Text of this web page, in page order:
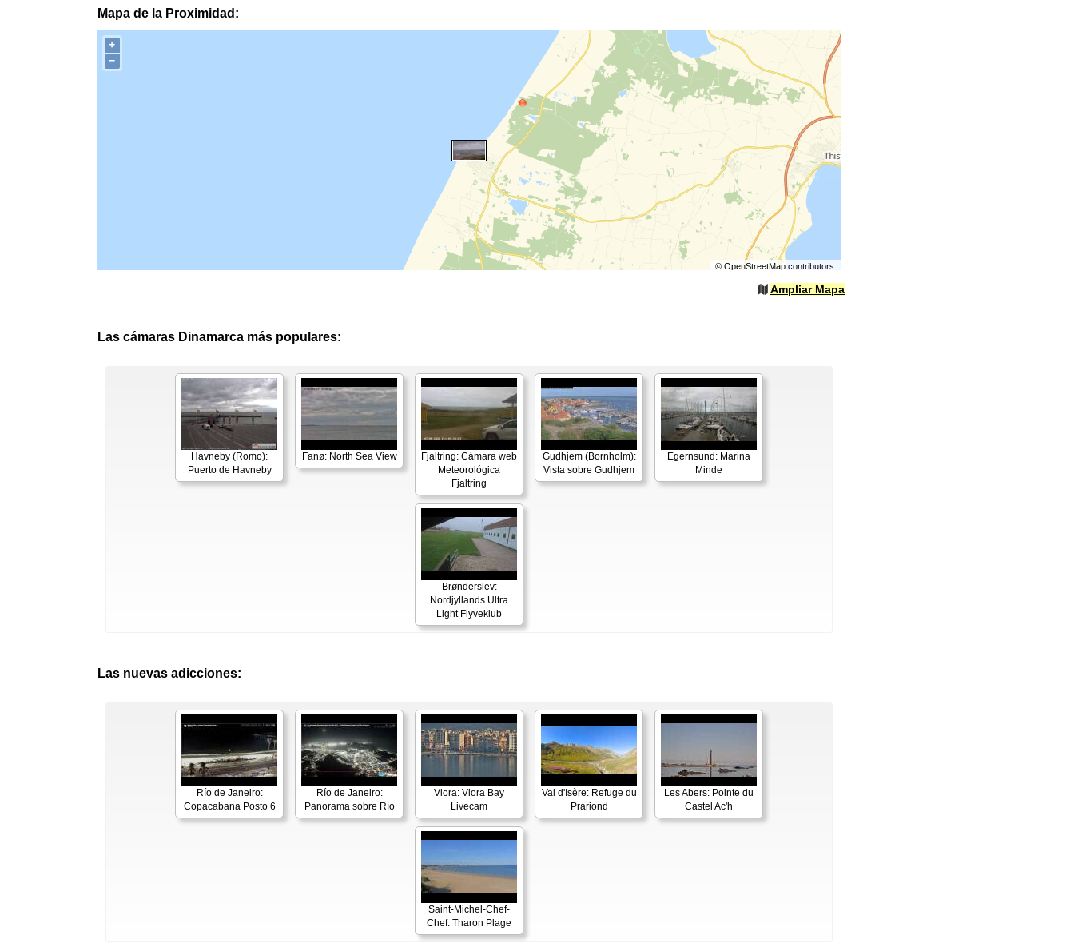
Mapa de la Proximidad:
+
−
© OpenStreetMapcontributors.
Ampliar Mapa
Las cámaras Dinamarca más populares:
Havneby (Romo):
Puerto de Havneby
Fanø: North Sea View
Fjaltring: Cámara web
Meteorológica
Fjaltring
Gudhjem (Bornholm):
Vista sobre Gudhjem
Egernsund: Marina
Minde
Brønderslev:
Nordjyllands Ultra
Light Flyveklub
Las nuevas adicciones:
Río de Janeiro:
Copacabana Posto 6
Río de Janeiro:
Panorama sobre Río
Vlora: Vlora Bay
Livecam
Val d'Isère: Refuge du
Prariond
Les Abers: Pointe du
Castel Ac'h
Saint-Michel-Chef-
Chef: Tharon Plage